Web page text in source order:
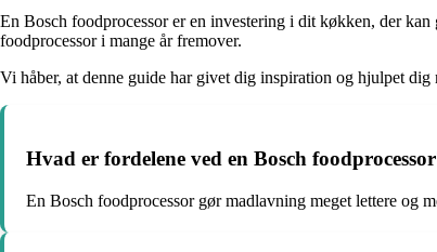
En Bosch foodprocessor er en investering i dit køkken, der
foodprocessor i mange år fremover.
Vi håber, at denne guide har givet dig inspiration og hjulpet
Hvad er fordelene ved en Bosch
En Bosch foodprocessor gør madlavning meget lettere og